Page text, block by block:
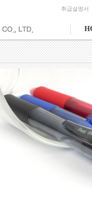
취급설명서